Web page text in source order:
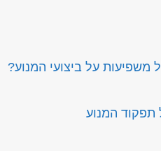
על ביצועי המנוע?
המנוע